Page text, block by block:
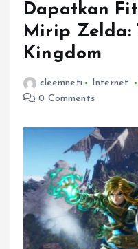
Dapatkan
Mirip Zelda:
Kingdom
cleemneti Internet
0 Comments